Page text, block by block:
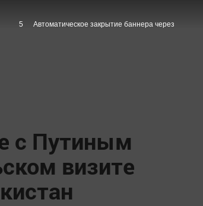
с Путиным
визите
4 Автоматическое закрытие баннера через